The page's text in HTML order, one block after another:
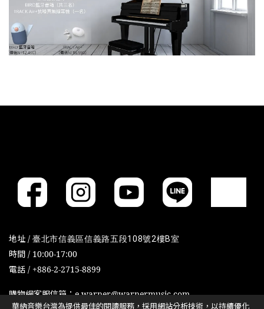
地址 / 臺北市信義區信義路五段108號2樓B室
時間 / 10:00-17:00
電話 / +886-2-2715-8899
購物網客服信箱：e-warner@warnermusic.com
華納音樂台灣為提供最佳的閱讀服務，採用網站分析技術，以持續優化